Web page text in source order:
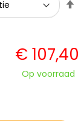
€ 107,40
Op voorraad